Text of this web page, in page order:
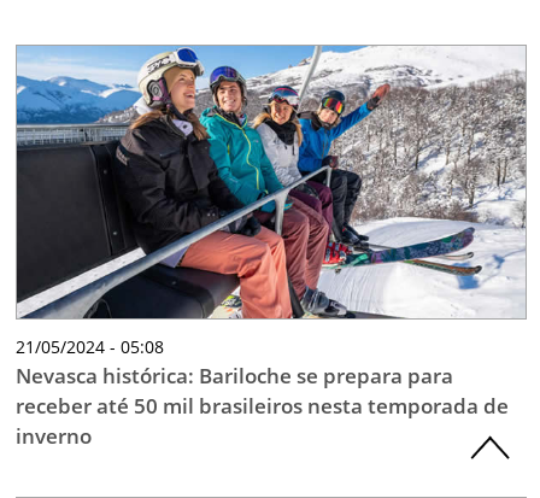
21/05/2024 - 05:08
Nevasca histórica: Bariloche se prepara para
receber até 50 mil brasileiros nesta temporada de
inverno